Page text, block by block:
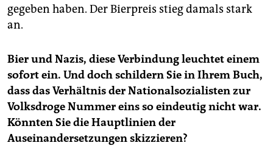
gegeben haben. Der Bierpreis stieg damals stark
an.
Bier und Nazis, diese Verbindung leuchtet einem
sofort ein. Und doch schildern Sie in Ihrem Buch,
dass das Verhältnis der Nationalsozialisten zur
Volksdroge Nummer eins so eindeutig nicht war.
Könnten Sie die Hauptlinien der
Auseinandersetzungen skizzieren?